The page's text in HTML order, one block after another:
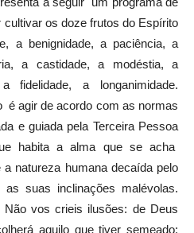
os doze frutos do Espírito
a benignidade, a paciência, a
a castidade, a modéstia, a
fidelidade, a longanimidade.
é agir de acordo com as normas
e guiada pela Terceira Pessoa
habita a alma que se acha
natureza humana decaída pelo
suas inclinações malévolas.
vos crieis ilusões: de Deus
aquilo que tiver semeado: